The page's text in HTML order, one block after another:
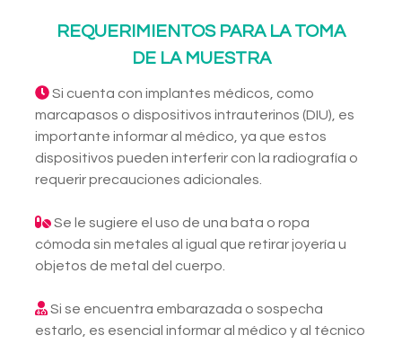
REQUERIMIENTOS PARA LA TOMA
DE LA MUESTRA
Si cuenta con implantes médicos, como
marcapasos o dispositivos intrauterinos (DIU), es
importante informar al médico, ya que estos
dispositivos pueden interferir con la radiografía o
requerir precauciones adicionales.
Se le sugiere el uso de una bata o ropa
cómoda sin metales al igual que retirar joyería u
objetos de metal del cuerpo.
Si se encuentra embarazada o sospecha
estarlo, es esencial informar al médico y al técnico